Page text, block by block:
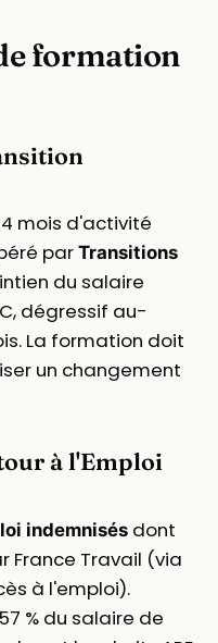
formation
mois d'activité
par Transitions
du salaire
dégressif au-
La formation doit
un changement
à l'Emploi
indemnisés dont
France Travail (via
à l'emploi).
% du salaire de